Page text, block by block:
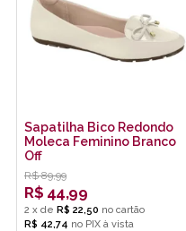
Sapatilha Bico Redondo
Moleca Feminino Branco
Off
R$ 89,99
R$ 44,99
2 x de R$ 22,50
R$ 42,74 no PIX